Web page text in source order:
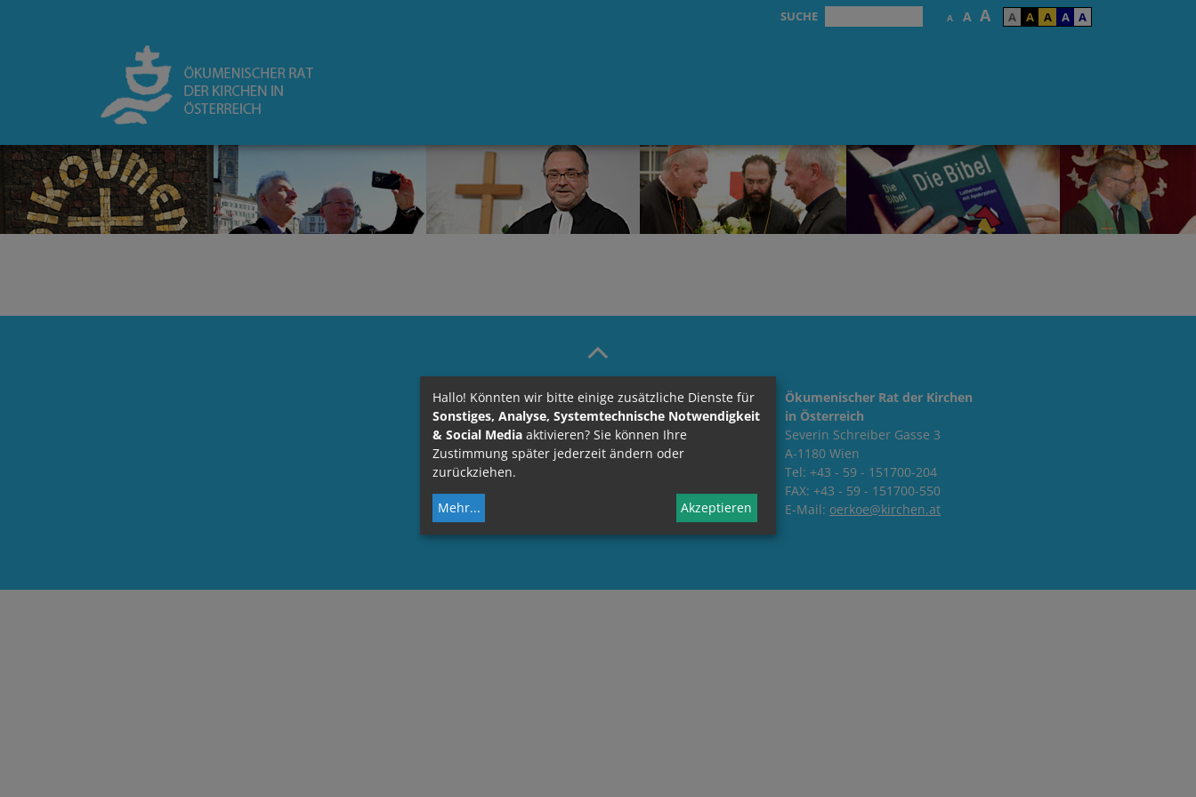
SUCHE A A A A A A A A
Ökumenischer Rat der Kirchen
in Österreich
Severin Schreiber Gasse 3
A-1180 Wien
Tel: +43 - 59 - 151700-204
FAX: +43 - 59 - 151700-550
E-Mail: oerkoe@kirchen.at
Hallo! Könnten wir bitte einige zusätzliche Dienste für
Sonstiges, Analyse, Systemtechnische Notwendigkeit
& Social Media aktivieren? Sie können Ihre
Zustimmung später jederzeit ändern oder
zurückziehen.
Mehr... Akzeptieren